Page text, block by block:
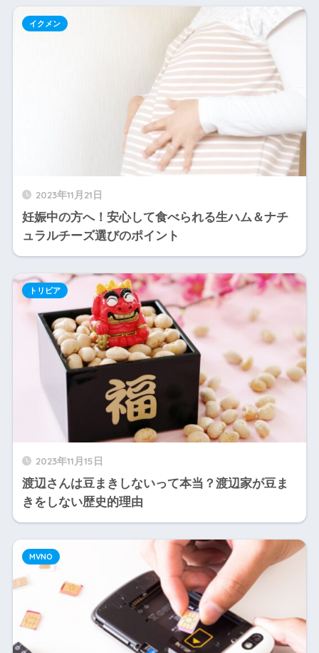
2023年11月21日
妊娠中の方へ！安心して食べられる生ハム＆ナチ
ュラルチーズ選びのポイント
イクメン
2023年11月15日
渡辺さんは豆まきしないって本当？渡辺家が豆ま
きをしない歴史的理由
トリビア
MVNO